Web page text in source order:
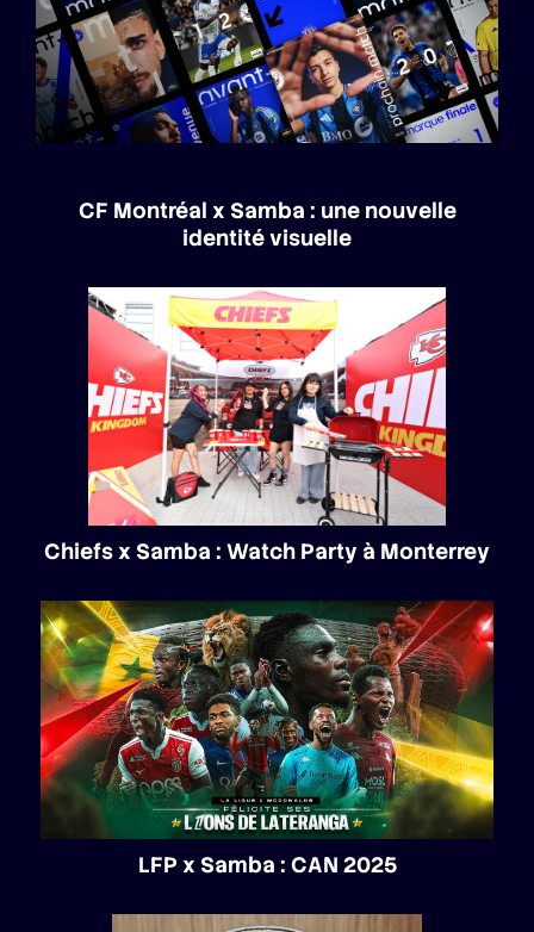
CF Montréal x Samba : une nouvelle
identité visuelle
Chiefs x Samba : Watch Party à Monterrey
LFP x Samba : CAN 2025